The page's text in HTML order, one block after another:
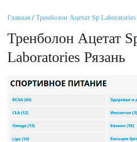
Главная / Тренболон Ацетат Sp Laboratories
Тренболон Ацетат
Laboratories Рязань